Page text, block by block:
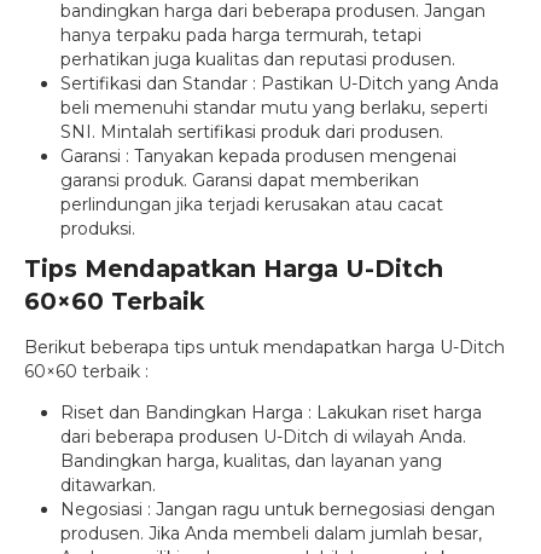
bandingkan harga dari beberapa produsen. Jangan
hanya terpaku pada harga termurah, tetapi
perhatikan juga kualitas dan reputasi produsen.
Sertifikasi dan Standar : Pastikan U-Ditch yang Anda
beli memenuhi standar mutu yang berlaku, seperti
SNI. Mintalah sertifikasi produk dari produsen.
Garansi : Tanyakan kepada produsen mengenai
garansi produk. Garansi dapat memberikan
perlindungan jika terjadi kerusakan atau cacat
produksi.
Tips Mendapatkan Harga U-Ditch
60×60 Terbaik
Berikut beberapa tips untuk mendapatkan harga U-Ditch
60×60 terbaik :
Riset dan Bandingkan Harga : Lakukan riset harga
dari beberapa produsen U-Ditch di wilayah Anda.
Bandingkan harga, kualitas, dan layanan yang
ditawarkan.
Negosiasi : Jangan ragu untuk bernegosiasi dengan
produsen. Jika Anda membeli dalam jumlah besar,